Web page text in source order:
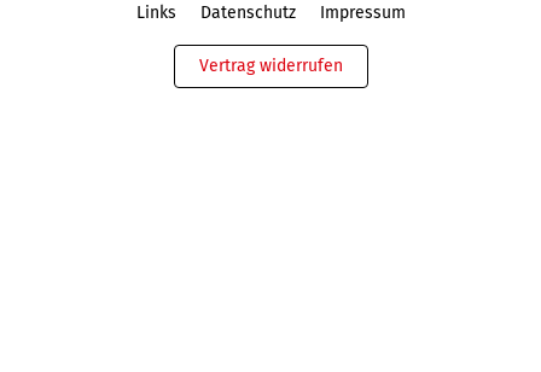
Links Datenschutz Impressum
Vertrag widerrufen